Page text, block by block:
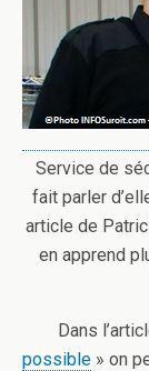
Service de
fait parler
article de
en apprend
Dans
possible » on